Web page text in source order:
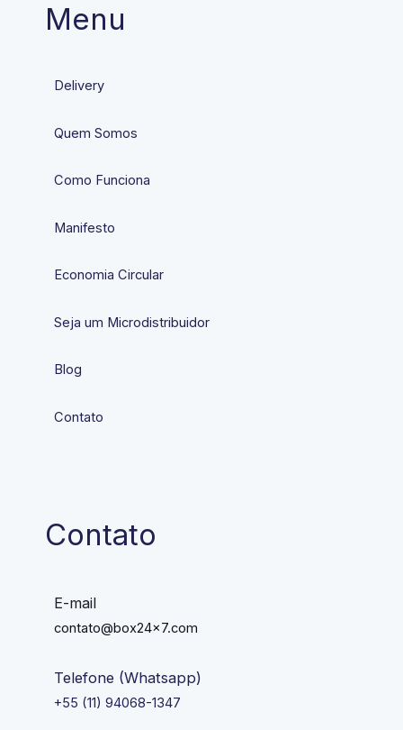
Menu
Delivery
Quem Somos
Como Funciona
Manifesto
Economia Circular
Seja um Microdistribuidor
Blog
Contato
Contato
E-mail
contato@box24x7.com
Telefone (Whatsapp)
+55 (11) 94068-1347